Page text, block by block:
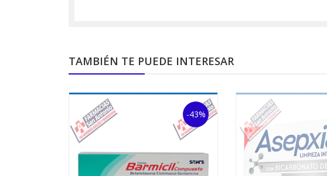
TAMBIÉN TE PUEDE INTERESAR
-43%